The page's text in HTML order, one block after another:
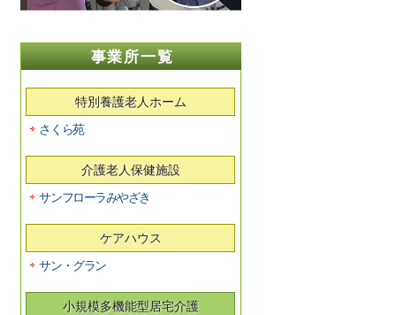
事業所一覧
特別養護老人ホーム
さくら苑
介護老人保健施設
サンフローラみやざき
ケアハウス
サン・グラン
小規模多機能型居宅介護